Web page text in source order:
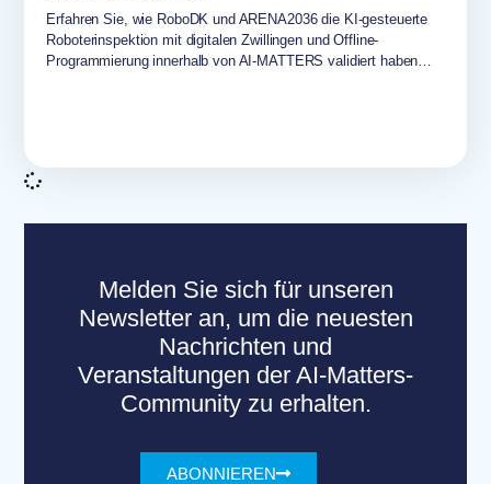
Erfahren Sie, wie RoboDK und ARENA2036 die KI-gesteuerte
Roboterinspektion mit digitalen Zwillingen und Offline-
Programmierung innerhalb von AI-MATTERS validiert haben…
Melden Sie sich für unseren
Newsletter an, um die neuesten
Nachrichten und
Veranstaltungen der AI-Matters-
Community zu erhalten.
ABONNIEREN